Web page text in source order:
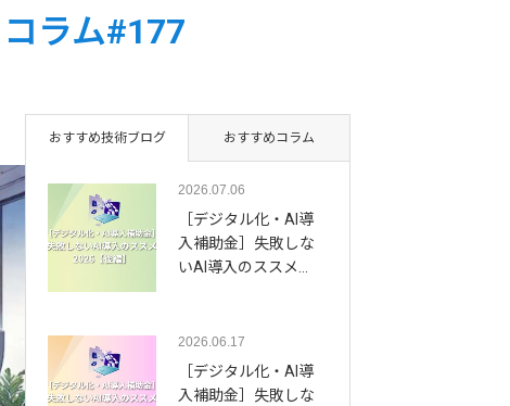
ラム#177
おすすめ技術ブログ おすすめコラム
2026.07.06
［デジタル化・AI導
入補助金］失敗しな
いAI導入のススメ…
2026.06.17
［デジタル化・AI導
入補助金］失敗しな